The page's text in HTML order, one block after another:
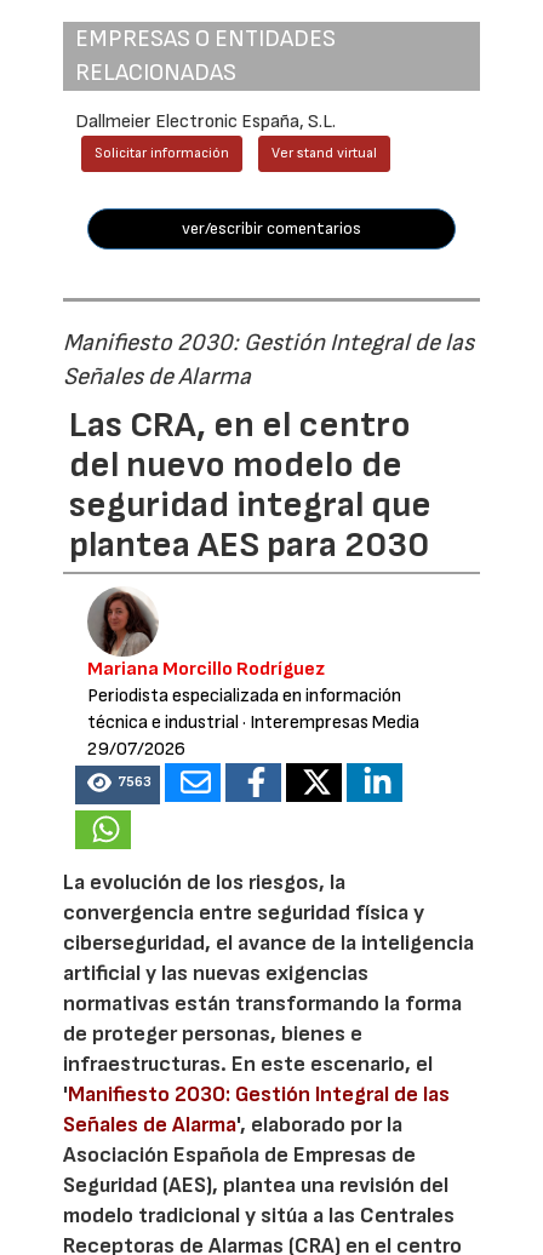
EMPRESAS O ENTIDADES
RELACIONADAS
Dallmeier Electronic España, S.L.
Solicitar información Ver stand virtual
ver/escribir comentarios
Manifiesto 2030: Gestión Integral de las
Señales de Alarma
Las CRA, en el centro
del nuevo modelo de
seguridad integral que
plantea AES para 2030
Mariana Morcillo Rodríguez
Periodista especializada en información
técnica e industrial· Interempresas Media
29/07/2026
7563
La evolución de los riesgos, la
convergencia entre seguridad física y
ciberseguridad, el avance de la inteligencia
artificial y las nuevas exigencias
normativas están transformando la forma
de proteger personas, bienes e
infraestructuras. En este escenario, el
'Manifiesto 2030: Gestión Integral de las
Señales de Alarma', elaborado por la
Asociación Española de Empresas de
Seguridad (AES), plantea una revisión del
modelo tradicional y sitúa a las Centrales
Receptoras de Alarmas (CRA) en el centro